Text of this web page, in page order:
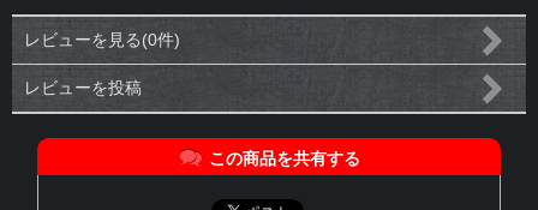
レビューを見る(0件)
レビューを投稿
この商品を共有する